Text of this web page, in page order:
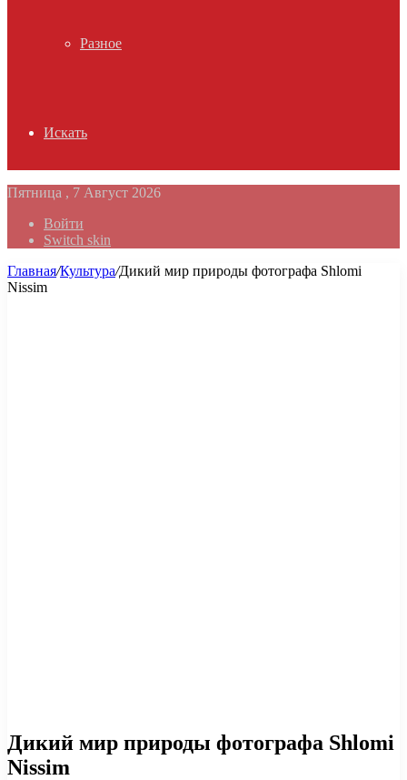
Разное
Искать
Пятница , 7 Август 2026
Войти
Switch skin
Главная/Культура/Дикий мир природы фотографа Shlomi
Nissim
Дикий мир природы фотографа Shlomi
Nissim